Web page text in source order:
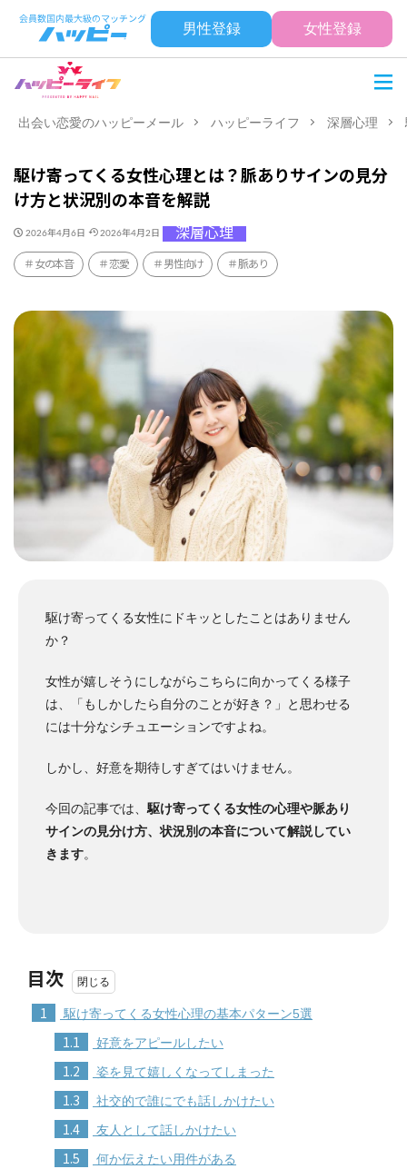
男性登録 女性登録
出会い恋愛のハッピーメール ハッピーライフ 深層心理
駆け寄ってくる女性心理とは？脈ありサインの見分
け方と状況別の本音を解説
2026年4月6日 2026年4月2日 深層心理
女の本音 恋愛 男性向け 脈あり
駆け寄ってくる女性にドキッとしたことはありません
か？
女性が嬉しそうにしながらこちらに向かってくる様子
は、「もしかしたら自分のことが好き？」と思わせる
には十分なシチュエーションですよね。
しかし、好意を期待しすぎてはいけません。
今回の記事では、駆け寄ってくる女性の心理や脈あり
サインの見分け方、状況別の本音について解説してい
きます。
目次
1 駆け寄ってくる女性心理の基本パターン5選
1.1 好意をアピールしたい
1.2 姿を見て嬉しくなってしまった
1.3 社交的で誰にでも話しかけたい
1.4 友人として話しかけたい
1.5 何か伝えたい用件がある